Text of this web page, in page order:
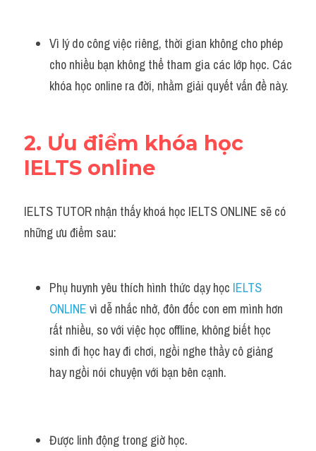
Vì lý do công việc riêng, thời gian không cho phép
cho nhiều bạn không thể tham gia các lớp học. Các
khóa học online ra đời, nhằm giải quyết vấn đề này.
2. Ưu điểm khóa học
IELTS online
IELTS TUTOR nhận thấy khoá học IELTS ONLINE sẽ có
những ưu điểm sau:
Phụ huynh yêu thích hình thức dạy học IELTS
ONLINE vì dễ nhắc nhở, đôn đốc con em mình hơn
rất nhiều, so với việc học offline, không biết học
sinh đi học hay đi chơi, ngồi nghe thầy cô giảng
hay ngồi nói chuyện với bạn bên cạnh.
Được linh động trong giờ học.